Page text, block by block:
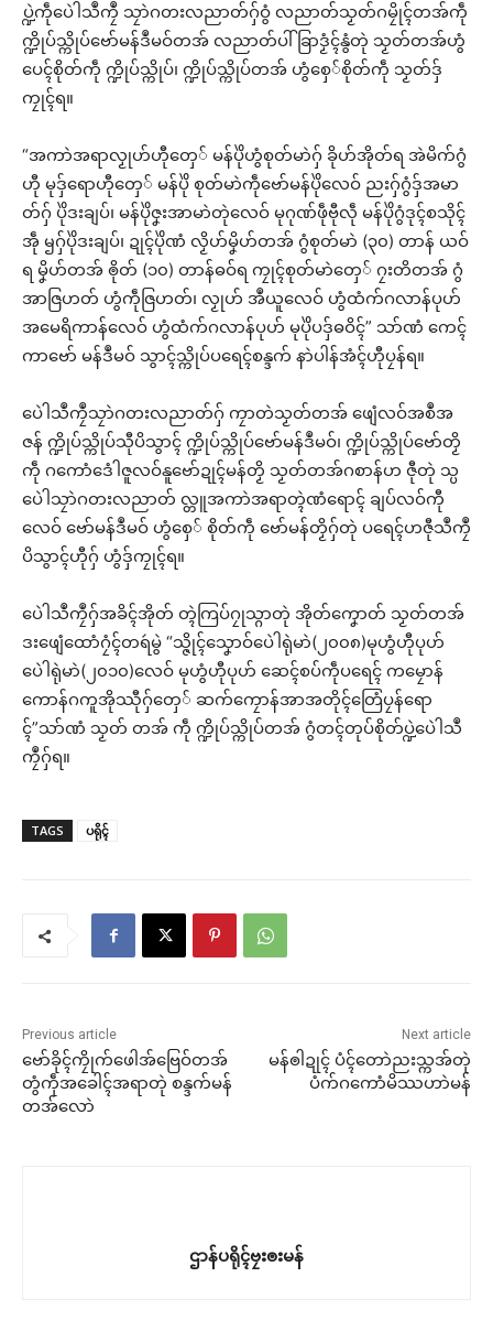
ပ္ဍဲကဵုပေဲါသဳကၠဳ သၠာဲဂတးလညာတ်ဂှ်ဝွံ လညာတ်သၟတ်ဂမၠိုၚ်တအ်ကဵု
က္ဍိုပ်သ္ကိုပ်ဗော်မန်ဒဳမဝ်တအ် လညာတ်ပါ်ခြာဒၟံၚ်နွံတုဲ သၟတ်တအ်ဟွံ
ပေၚ်စိုတ်ကဵု က္ဍိုပ်သ္ကိုပ်၊ က္ဍိုပ်သ္ကိုပ်တအ် ဟွံစှေ်စိုတ်ကဵု သၟတ်ဒှ်
ကၠုၚ်ရ။
“အကာဲအရာလၟုဟ်ဟီုတှေ် မန်ပိုဲဟွံစုတ်မာဲဂှ် ခိုဟ်အိုတ်ရ အဲမိက်ဂွံ
ဟီု မုဒှ်ရောဟီုတှေ် မန်ပိုဲ စုတ်မာဲကဵုဗော်မန်ပိုဲလေဝ် ညးဂှ်ဂွံဒှ်အမာ
တ်ဂှ် ပိုဲဒးချပ်၊ မန်ပိုဲဇၞးအာမာဲတုဲလေဝ် မုဂုဏ်ဖဵုဗီုလဵု မန်ပိုဲဂွံဒုၚ်စသိုၚ်
အဵု ၝဂှ်ပိုဲဒးချပ်၊ ဍုၚ်ပိုဲဏံ လၟိဟ်မၞိဟ်တအ် ဂွံစုတ်မာဲ (၃၀) တာန် ယဝ်
ရ မၞိဟ်တအ် ၜိုတ် (၁၀) တာန်ဓဝ်ရ ကၠုၚ်စုတ်မာဲတှေ် ဂၠးတိတအ် ဂွံ
အာဇြဟတ် ဟွံကဵုဇြဟတ်၊ လၟုဟ် အဳယူလေဝ် ဟွံထံက်ဂလာန်ပုဟ်
အမေရိကာန်လေဝ် ဟွံထံက်ဂလာန်ပုဟ် မုပိုဲပဒှ်ဓဝိၚ်” သာ်ဏံ ကေၚ်
ကာဗော် မန်ဒဳမဝ် သွာၚ်သ္ကိုပ်ပရေၚ်စန္ဒက် နာဲပါန်အံၚ်ဟီုပၠန်ရ။
ပေဲါသဳကၠဳသၠာဲဂတးလညာတ်ဂှ် ကၠာတဲသၟတ်တအ် ဖျေံလဝ်အစဳအ
ဇန် က္ဍိုပ်သ္ကိုပ်သီုပိသွာၚ် က္ဍိုပ်သ္ကိုပ်ဗော်မန်ဒဳမဝ်၊ က္ဍိုပ်သ္ကိုပ်ဗော်တၟိ
ကဵု ဂကောံဒေံါဇူလဝ်နူဗော်ဍုၚ်မန်တၟိ သၟတ်တအ်ဂစာန်ဟ ဇီုတုဲ သ္ပ
ပေဲါသၠာဲဂတးလညာတ် လ္တူအကာဲအရာတ္ၚဲဏံရောၚ် ချပ်လဝ်ကီု
လေဝ် ဗော်မန်ဒဳမဝ် ဟွံစှေ် စိုတ်ကဵု ဗော်မန်တၟိဂှ်တုဲ ပရေၚ်ဟဇီုသဳကၠဳ
ပိသွာၚ်ဟီုဂှ် ဟွံဒှ်ကၠုၚ်ရ။
ပေဲါသဳကၠဳဂှ်အခိၚ်အိုတ် တ္ၚဲကြပ်ဂၠုသ္ဂာတုဲ အိုတ်ကၞောတ် သၟတ်တအ်
ဒးဖျေံထောံဂၠံၚ်တရဴမွဲ “သ္ဇိုၚ်သၞောဝ်ပေဲါရုဲမာဲ(၂၀၀၈)မုဟွံဟီုပုဟ်
ပေဲါရုဲမာဲ(၂၀၁၀)လေဝ် မုဟွံဟီုပုဟ် ဆေၚ်စပ်ကဵုပရေၚ် ကမၠောန်
ကောန်ဂကူအိုဿီုဂှ်တှေ် ဆက်ကၠောန်အာအတိုၚ်တြေံပၠန်ရော
ၚ်”သာ်ဏံ သၟတ် တအ် ကဵု က္ဍိုပ်သ္ကိုပ်တအ် ဂွံတၚ်တုပ်စိုတ်ပ္ဍဲပေဲါသဳ
ကၠဳဂှ်ရ။
TAGS ပရိုၚ်
Previous article
ဗော်ခိုၚ်ကၠိုက်ဖေါအ်ဗြေဝ်တအ်
တွံကဵုအခေါၚ်အရာတုဲ စန္ဒက်မန်
တအ်လောဲ
Next article
မန်ၜါဍုၚ် ပံၚ်တောဲညးသ္ကအ်တုဲ
ပံက်ဂကောံမိဿဟာဲမန်
ဌာန်ပရိုၚ်ဗၠးၜးမန်